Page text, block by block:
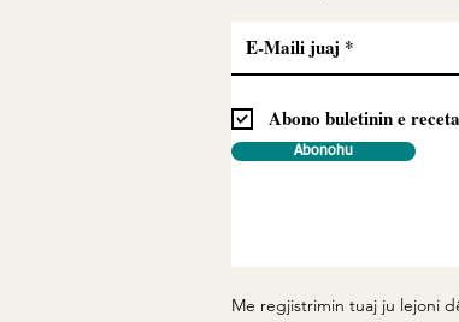
Abono buletinin e
Abonohu
Me regjistrimin tuaj ju lejoni